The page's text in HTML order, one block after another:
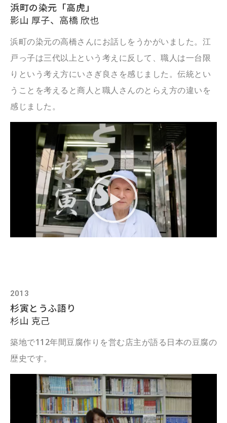
浜町の染元「高虎」
影山 厚子、高橋 欣也
浜町の染元の高橋さんにお話しをうかがいました。江
戸っ子は三代以上という考えに反して、職人は一台限
りという考え方にいさぎ良さを感じました。伝統とい
うことを考えると商人と職人さんのとらえ方の違いを
感じました。
2013
杉寅とうふ語り
杉山 克己
築地で112年間豆腐作りを営む店主が語る日本の豆腐の
歴史です。